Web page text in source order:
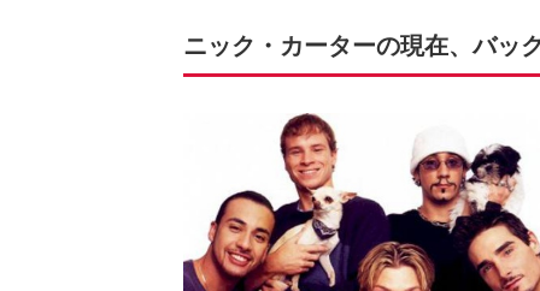
ニック・カーターの現在、バッ